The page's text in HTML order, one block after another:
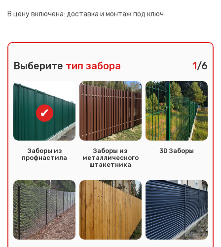
В цену включена: доставка и монтаж под ключ
Выберите тип забора 1/6
Заборы из
профнастила
Заборы из
металлического
штакетника
3D Заборы